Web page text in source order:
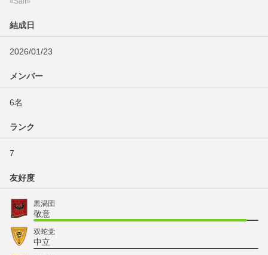
結成日
2026/01/23
メンバー
6名
ランク
7
友好度
黒渦団
敬意
双蛇党
中立